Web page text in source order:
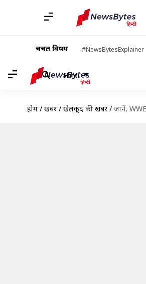
चर्चित विषय #NewsBytesExplainer
Hindi
होम / खबरें / खेलकूद की खबरें / जानें,